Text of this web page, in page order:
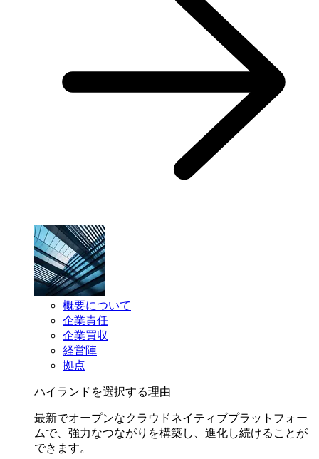
概要について
企業責任
企業買収
経営陣
拠点
ハイランドを選択する理由
最新でオープンなクラウドネイティブプラットフォー
ムで、強力なつながりを構築し、進化し続けることが
できます。